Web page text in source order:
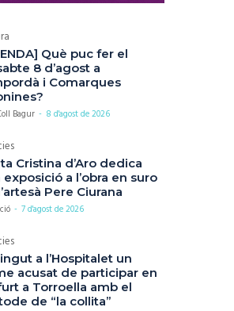
Què puc fer el
8 d’agost a
i Comarques
Bagur - 8 d'agost de 2026
Cristina d’Aro dedica
exposició a l’obra en suro
Pere Ciurana
- 7 d'agost de 2026
a l’Hospitalet un
acusat de participar en
a Torroella amb el
de “la collita”